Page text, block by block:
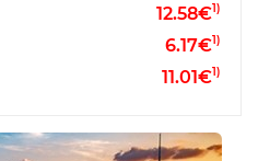
12.58€1)
6.17€1)
11.01€1)